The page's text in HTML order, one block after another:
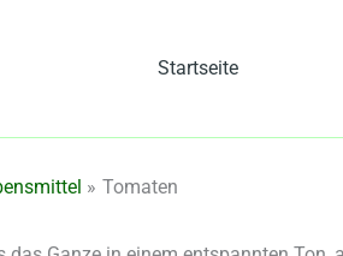
Startseite
Tomaten